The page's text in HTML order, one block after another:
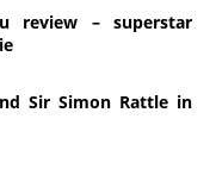
review – superstar
Sir Simon Rattle in